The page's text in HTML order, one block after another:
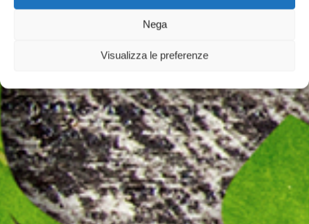
Nega
Visualizza le preferenze